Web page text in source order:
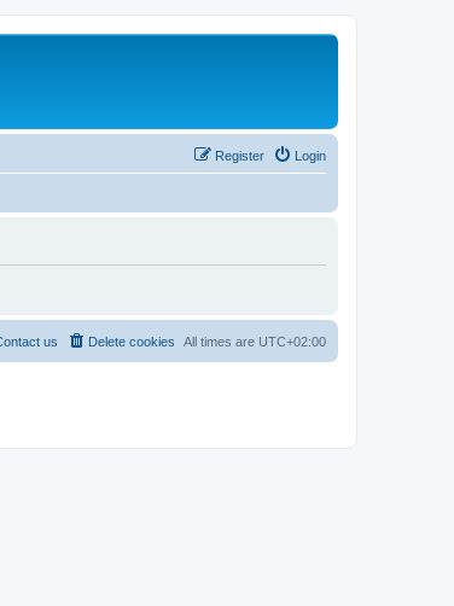
Login
Register
All times are UTC+02:00
Delete cookies
us